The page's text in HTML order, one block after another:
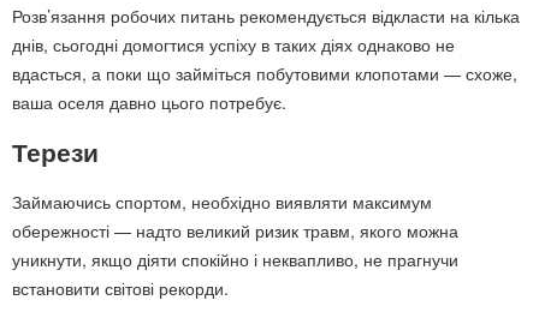
Розв’язання робочих питань рекомендується відкласти на кілька
днів, сьогодні домогтися успіху в таких діях однаково не
вдасться, а поки що займіться побутовими клопотами — схоже,
ваша оселя давно цього потребує.
Терези
Займаючись спортом, необхідно виявляти максимум
обережності — надто великий ризик травм, якого можна
уникнути, якщо діяти спокійно і неквапливо, не прагнучи
встановити світові рекорди.